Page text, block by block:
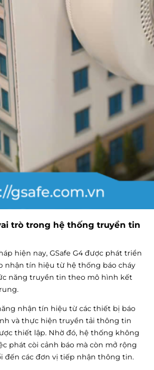
trò trong hệ thống truyền tin
hiện nay, GSafe G4 được phát triển
nhận tín hiệu từ hệ thống báo cháy
năng truyền tin theo mô hình kết
nhận tín hiệu từ các thiết bị báo
và thực hiện truyền tải thông tin
thiết lập. Nhờ đó, hệ thống không
phát còi cảnh báo mà còn mở rộng
đến các đơn vị tiếp nhận thông tin.